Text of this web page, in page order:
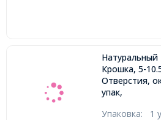
Натуральный
Крошка, 5-
Отверстия,
упак,
Упаковка: 1